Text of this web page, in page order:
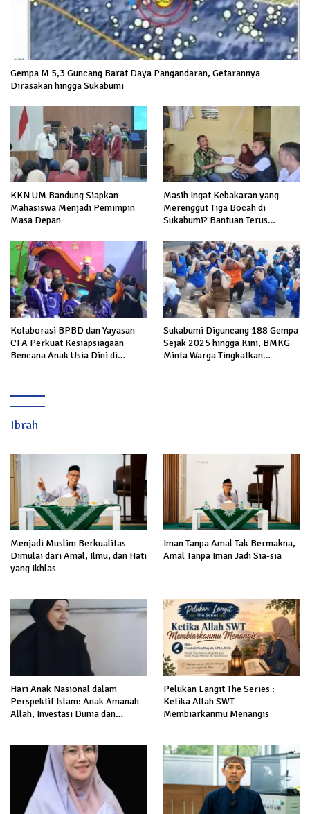
Gempa M 5,3 Guncang Barat Daya Pangandaran, Getarannya
Dirasakan hingga Sukabumi
KKN UM Bandung Siapkan
Mahasiswa Menjadi Pemimpin
Masa Depan
Masih Ingat Kebakaran yang
Merenggut Tiga Bocah di
Sukabumi? Bantuan Terus
Kolaborasi BPBD dan Yayasan
CFA Perkuat Kesiapsiagaan
Bencana Anak Usia Dini di
Sukabumi Diguncang 188 Gempa
Sejak 2025 hingga Kini, BMKG
Minta Warga Tingkatkan
Ibrah
Menjadi Muslim Berkualitas
Dimulai dari Amal, Ilmu, dan Hati
yang Ikhlas
Iman Tanpa Amal Tak Bermakna,
Amal Tanpa Iman Jadi Sia-sia
Hari Anak Nasional dalam
Perspektif Islam: Anak Amanah
Allah, Investasi Dunia dan
Pelukan Langit The Series :
Ketika Allah SWT
Membiarkanmu Menangis